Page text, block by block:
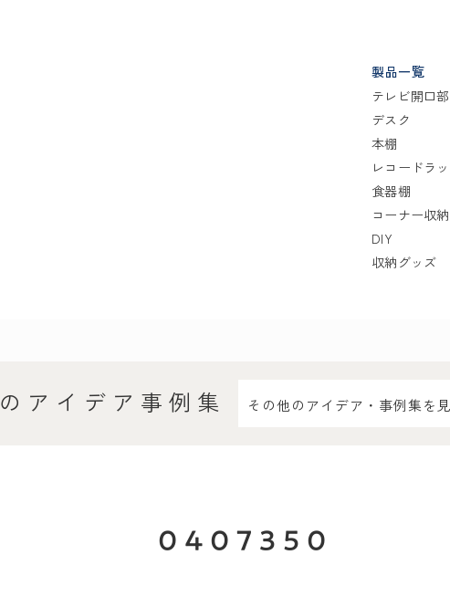
製品一覧
テレビ開口
デスク
本棚
レコードラ
食器棚
コーナー収納
DIY
収納グッズ
のアイデア事例集 その他のアイデア・事例集を
0407350